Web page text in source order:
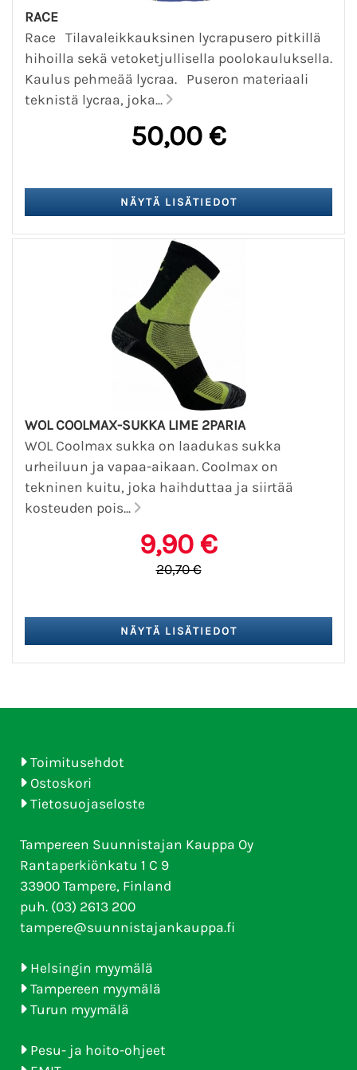
RACE
Race Tilavaleikkauksinen lycrapusero pitkillä
hihoilla sekä vetoketjullisella poolokauluksella.
Kaulus pehmeää lycraa. Puseron materiaali
teknistä lycraa, joka...
50,00 €
WOL COOLMAX-SUKKA LIME 2PARIA
WOL Coolmax sukka on laadukas sukka
urheiluun ja vapaa-aikaan. Coolmax on
tekninen kuitu, joka haihduttaa ja siirtää
kosteuden pois...
9,90 €
20,70 €
Toimitusehdot
Ostoskori
Tietosuojaseloste
Tampereen Suunnistajan Kauppa Oy
Rantaperkiönkatu 1 C 9
33900 Tampere, Finland
puh. (03) 2613 200
tampere@suunnistajankauppa.fi
Helsingin myymälä
Tampereen myymälä
Turun myymälä
Pesu- ja hoito-ohjeet